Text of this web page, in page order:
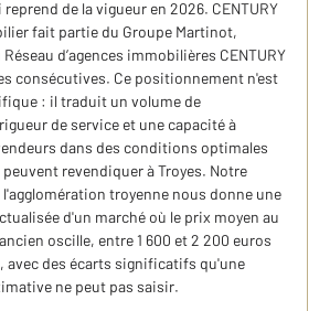
de la vigueur en 2026. CENTURY
fait partie du Groupe Martinot,
d’agences immobilières CENTURY
consécutives. Ce positionnement n'est
: il traduit un volume de
de service et une capacité à
dans des conditions optimales
peuvent revendiquer à Troyes. Notre
l'agglomération troyenne nous donne une
d'un marché où le prix moyen au
oscille, entre 1 600 et 2 200 euros
avec des écarts significatifs qu'une
ne peut pas saisir.